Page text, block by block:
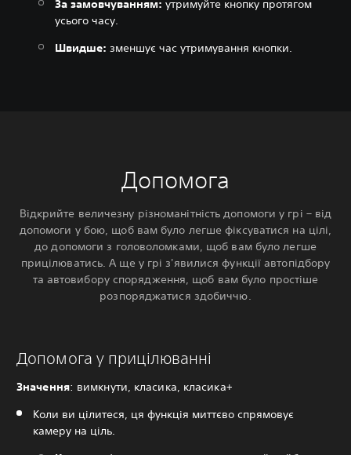
За замовчуванням: утримуйте кнопку протягом
усього часу.
Швидше: зменшує час утримування кнопки.
Допомога
Відкрийте величезну різноманітність допомоги у грі – від
допомоги у бою, щоб вам було легше фіксуватися на цілі,
до допомоги з головоломками, щоб вам було легше
прицілюватись. А ще у грі з'явилися функції автопідбору
та автовибору спорядження, щоб вам було простіше
розпоряджатися здобиччю.
Допомога у прицілюванні
Значення: вимкнути, класика, класика+
Коли ви цілитеся, ця функція миттєво спрямовує
камеру на ціль.